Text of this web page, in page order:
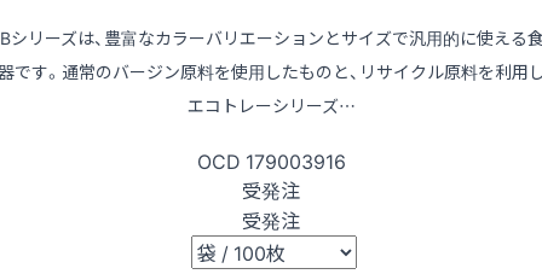
シリーズは、豊富なカラーバリエーションとサイズで汎用的に使える
です。通常のバージン原料を使用したものと、リサイクル原料を利用
エコトレーシリーズ…
OCD 179003916
受発注
受発注